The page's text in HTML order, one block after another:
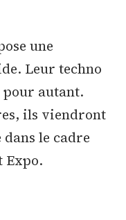
une
Leur techno
pour autant.
ils viendront
le cadre
Expo.